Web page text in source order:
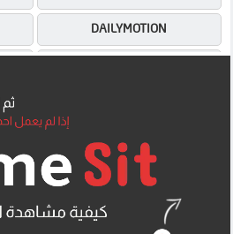
MP4UPLOAD
MP4UPLOAD
DAILYMOTION